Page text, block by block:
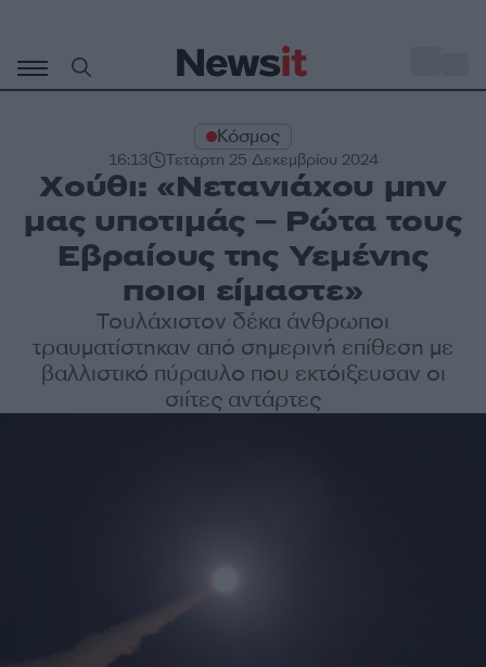
περιεχόμενο
Κόσμος
16:13 Τετάρτη 25 Δεκεμβρίου 2024
Χούθι: «Νετανιάχου μην
μας υποτιμάς – Ρώτα τους
Εβραίους της Υεμένης
ποιοι είμαστε»
Τουλάχιστον δέκα άνθρωποι
τραυματίστηκαν από σημερινή επίθεση με
βαλλιστικό πύραυλο που εκτόιξευσαν οι
σιίτες αντάρτες